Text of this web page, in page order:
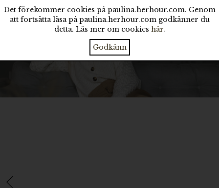
Det förekommer cookies på paulina.herhour.com. Genom
att fortsätta läsa på paulina.herhour.com godkänner du
detta. Läs mer om cookies här.
Godkänn